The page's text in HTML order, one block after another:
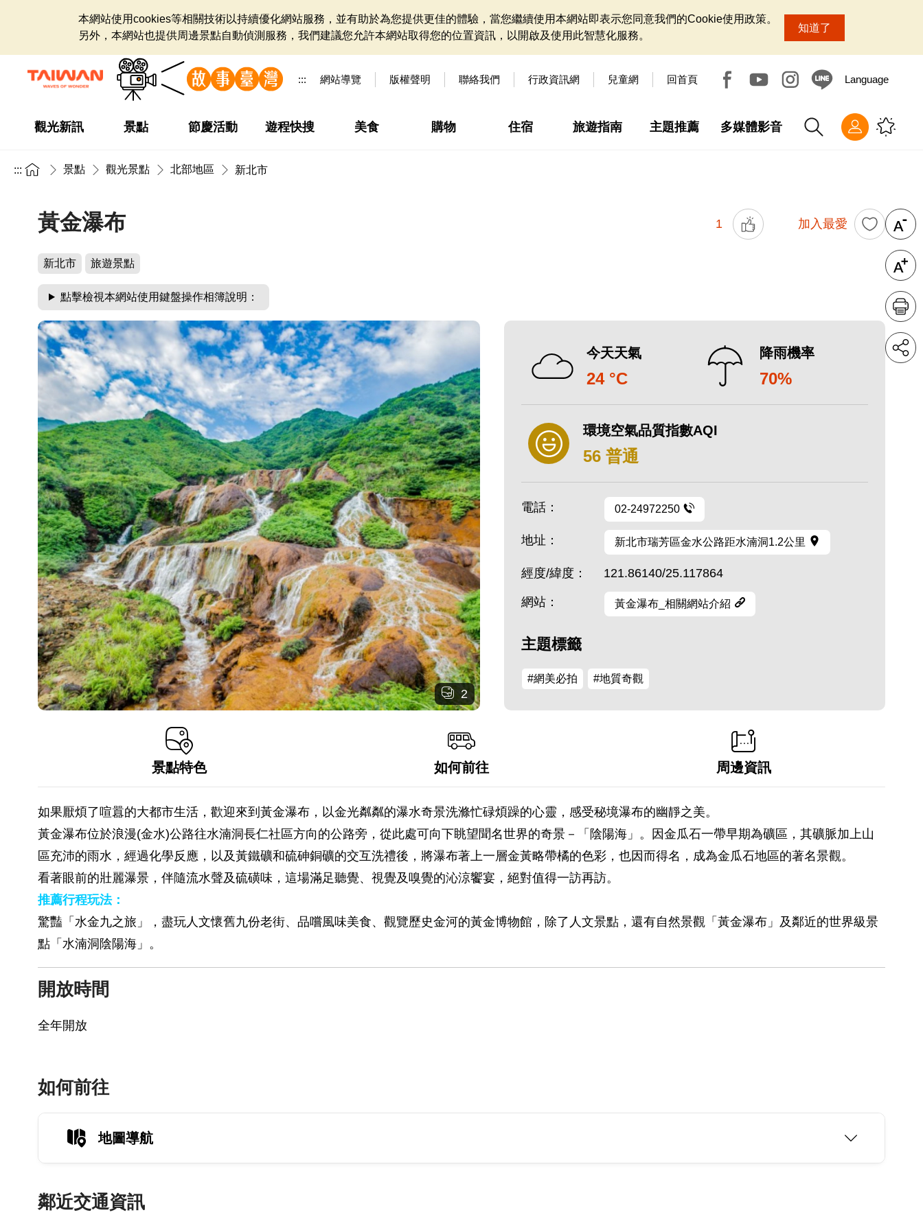
本網站使用cookies等相關技術以持續優化網站服務，並有助於為您提供更佳的體驗，當您繼續使用本網站即表示您同意我們的Cookie使用政策。
另外，本網站也提供周邊景點自動偵測服務，我們建議您允許本網站取得您的位置資訊，以開啟及使用此智慧化服務。
知道了
::: 網站導覽 版權聲明 聯絡我們 行政資訊網 兒童網 回首頁 Language
觀光新訊 景點 節慶活動 遊程快搜 美食 購物 住宿 旅遊指南 主題推薦 多媒體影音
::: 景點 觀光景點 北部地區 新北市
黃金瀑布 1 加入最愛
新北市 旅遊景點
點擊檢視本網站使用鍵盤操作相簿說明：
2
今天天氣
24 °C
降雨機率
70%
環境空氣品質指數AQI
56 普通
電話： 02-24972250
地址： 新北市瑞芳區金水公路距水湳洞1.2公里
經度/緯度： 121.86140/25.117864
網站： 黃金瀑布_相關網站介紹
主題標籤
#網美必拍 #地質奇觀
景點特色 如何前往 周邊資訊
如果厭煩了喧囂的大都市生活，歡迎來到黃金瀑布，以金光粼粼的瀑水奇景洗滌忙碌煩躁的心靈，感受秘境瀑布的幽靜之美。
黃金瀑布位於浪漫(金水)公路往水湳洞長仁社區方向的公路旁，從此處可向下眺望聞名世界的奇景－「陰陽海」。因金瓜石一帶早期為礦區，其礦脈加上山
區充沛的雨水，經過化學反應，以及黃鐵礦和硫砷銅礦的交互洗禮後，將瀑布著上一層金黃略帶橘的色彩，也因而得名，成為金瓜石地區的著名景觀。
看著眼前的壯麗瀑景，伴隨流水聲及硫磺味，這場滿足聽覺、視覺及嗅覺的沁涼饗宴，絕對值得一訪再訪。
推薦行程玩法：
驚豔「水金九之旅」，盡玩人文懷舊九份老街、品嚐風味美食、觀覽歷史金河的黃金博物館，除了人文景點，還有自然景觀「黃金瀑布」及鄰近的世界級景
點「水湳洞陰陽海」。
開放時間
全年開放
如何前往
地圖導航
鄰近交通資訊